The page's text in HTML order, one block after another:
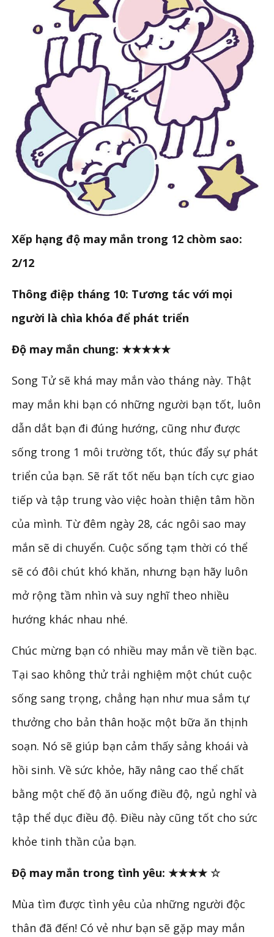
Xếp hạng độ may mắn trong 12 chòm sao:
2/12
Thông điệp tháng 10: Tương tác với mọi
người là chìa khóa để phát triển
Độ may mắn chung: ★★★★★
Song Tử sẽ khá may mắn vào tháng này. Thật
may mắn khi bạn có những người bạn tốt, luôn
dẫn dắt bạn đi đúng hướng, cũng như được
sống trong 1 môi trường tốt, thúc đẩy sự phát
triển của bạn. Sẽ rất tốt nếu bạn tích cực giao
tiếp và tập trung vào việc hoàn thiện tâm hồn
của mình. Từ đêm ngày 28, các ngôi sao may
mắn sẽ di chuyển. Cuộc sống tạm thời có thể
sẽ có đôi chút khó khăn, nhưng bạn hãy luôn
mở rộng tầm nhìn và suy nghĩ theo nhiều
hướng khác nhau nhé.
Chúc mừng bạn có nhiều may mắn về tiền bạc.
Tại sao không thử trải nghiệm một chút cuộc
sống sang trọng, chẳng hạn như mua sắm tự
thưởng cho bản thân hoặc một bữa ăn thịnh
soạn. Nó sẽ giúp bạn cảm thấy sảng khoái và
hồi sinh. Về sức khỏe, hãy nâng cao thể chất
bằng một chế độ ăn uống điều độ, ngủ nghỉ và
tập thể dục điều độ. Điều này cũng tốt cho sức
khỏe tinh thần của bạn.
Độ may mắn trong tình yêu: ★★★★ ☆
Mùa tìm được tình yêu của những người độc
thân đã đến! Có vẻ như bạn sẽ gặp may mắn